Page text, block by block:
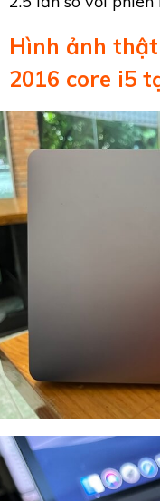
Hình ảnh
2016 core i5